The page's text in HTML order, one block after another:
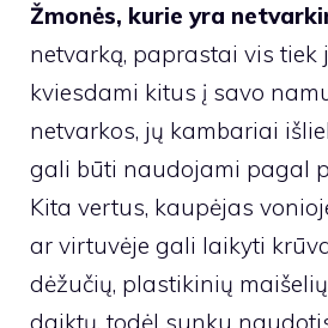
Žmonės, kurie yra
netvarką, paprastai vis
kviesdami kitus į savo
netvarkos, jų kambariai
gali būti naudojami pagal
Kita vertus, kaupėjas
ar virtuvėje gali laikyti
dėžučių, plastikinių
daiktų, todėl sunku